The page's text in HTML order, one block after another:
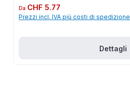
Prezzo normale:
Da CHF 5.77
Prezzi incl. IVA più costi di spedizione
Dettagli